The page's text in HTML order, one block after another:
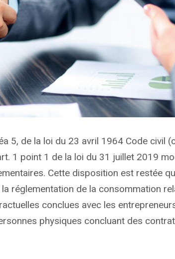
5, de la loi du 23 avril 1964 Code civil
1 point 1 de la loi du 31 juillet 2019
Cette disposition est restée
réglementation de la consommation
conclues avec les
physiques concluant des